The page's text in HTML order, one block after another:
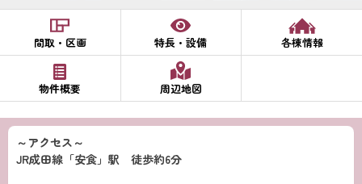
間取・区画 特長・設備 各棟情報
物件概要 周辺地図
～アクセス～
JR成田線「安食」駅 徒歩約6分